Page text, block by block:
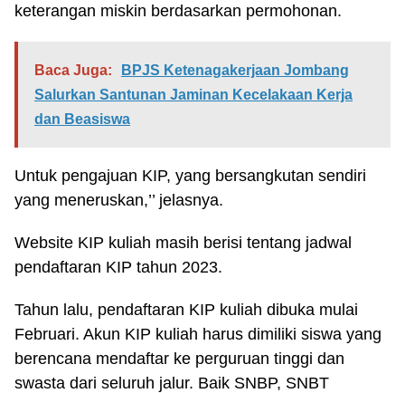
keterangan miskin berdasarkan permohonan.
Baca Juga:
BPJS Ketenagakerjaan Jombang
Salurkan Santunan Jaminan Kecelakaan Kerja
dan Beasiswa
Untuk pengajuan KIP, yang bersangkutan sendiri
yang meneruskan,’’ jelasnya.
Website KIP kuliah masih berisi tentang jadwal
pendaftaran KIP tahun 2023.
Tahun lalu, pendaftaran KIP kuliah dibuka mulai
Februari. Akun KIP kuliah harus dimiliki siswa yang
berencana mendaftar ke perguruan tinggi dan
swasta dari seluruh jalur. Baik SNBP, SNBT